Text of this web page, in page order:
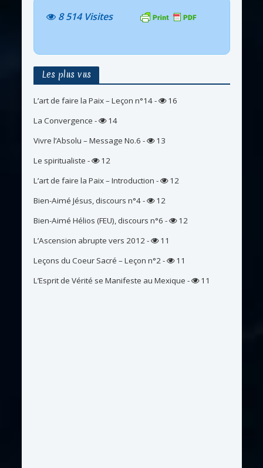
8 514 Visites
Les plus vus
L’art de faire la Paix – Leçon n°14-
16
La Convergence -
14
Vivre l’Absolu – Message No.6 -
13
Le spiritualiste -
12
L’art de faire la Paix – Introduction -
12
Bien-Aimé Jésus, discours n°4-
12
Bien-Aimé Hélios (FEU), discours n°6 -
12
L’Ascension abrupte vers 2012-
11
Leçons du Coeur Sacré – Leçon n°2-
11
L’Esprit de Vérité se Manifeste au Mexique - 11